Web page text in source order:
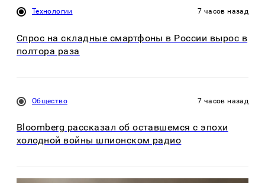
Технологии 7 часов назад
Спрос на складные смартфоны в России вырос в
полтора раза
Общество 7 часов назад
Bloomberg рассказал об оставшемся с эпохи
холодной войны шпионском радио